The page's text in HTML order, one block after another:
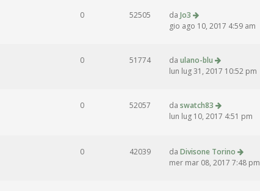
0 52505 da Jo3
gio ago 10, 2017 4:59 am
0 51774 da ulano-blu
lun lug 31, 2017 10:52 pm
0 52057 da swatch83
lun lug 10, 2017 4:51 pm
0 42039 da Divisone Torino
mer mar 08, 2017 7:48 pm